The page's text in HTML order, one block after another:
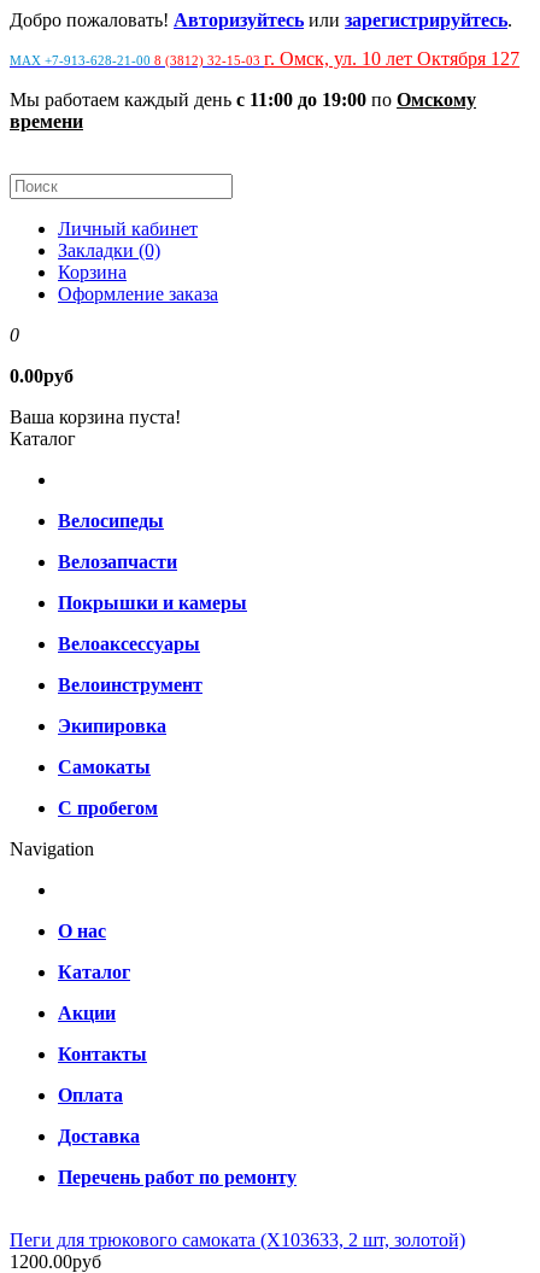
Добро пожаловать! Авторизуйтесь или зарегистрируйтесь.
MAX +7-913-628-21-00 8 (3812) 32-15-03 г. Омск, ул. 10 лет Октября 127
Мы работаем каждый день с 11:00 до 19:00 по Омскому
времени
Личный кабинет
Закладки (0)
Корзина
Оформление заказа
0
0.00руб
Ваша корзина пуста!
Каталог
Велосипеды
Велозапчасти
Покрышки и камеры
Велоаксессуары
Велоинструмент
Экипировка
Самокаты
С пробегом
Navigation
О нас
Каталог
Акции
Контакты
Оплата
Доставка
Перечень работ по ремонту
Пеги для трюкового самоката (Х103633, 2 шт, золотой)
1200.00руб